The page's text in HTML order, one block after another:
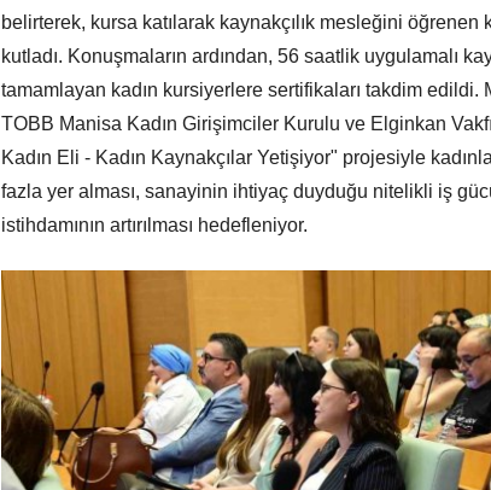
belirterek, kursa katılarak kaynakçılık mesleğini öğrenen
kutladı. Konuşmaların ardından, 56 saatlik uygulamalı
tamamlayan kadın kursiyerlere sertifikaları takdim edildi.
TOBB Manisa Kadın Girişimciler Kurulu ve Elginkan
Kadın Eli - Kadın Kaynakçılar Yetişiyor" projesiyle
fazla yer alması, sanayinin ihtiyaç duyduğu nitelikli iş
istihdamının artırılması hedefleniyor.